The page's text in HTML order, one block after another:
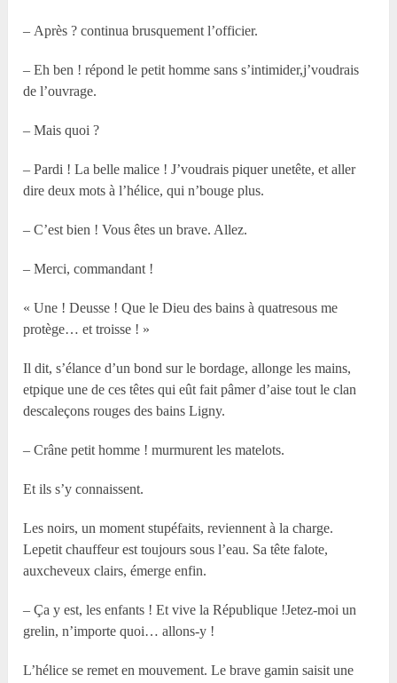
– Après ? continua brusquement l’officier.
– Eh ben ! répond le petit homme sans s’intimider,j’voudrais
de l’ouvrage.
– Mais quoi ?
– Pardi ! La belle malice ! J’voudrais piquer unetête, et aller
dire deux mots à l’hélice, qui n’bouge plus.
– C’est bien ! Vous êtes un brave. Allez.
– Merci, commandant !
« Une ! Deusse ! Que le Dieu des bains à quatresous me
protège… et troisse ! »
Il dit, s’élance d’un bond sur le bordage, allonge les mains,
etpique une de ces têtes qui eût fait pâmer d’aise tout le clan
descaleçons rouges des bains Ligny.
– Crâne petit homme ! murmurent les matelots.
Et ils s’y connaissent.
Les noirs, un moment stupéfaits, reviennent à la charge.
Lepetit chauffeur est toujours sous l’eau. Sa tête falote,
auxcheveux clairs, émerge enfin.
– Ça y est, les enfants ! Et vive la République !Jetez-moi un
grelin, n’importe quoi… allons-y !
L’hélice se remet en mouvement. Le brave gamin saisit une